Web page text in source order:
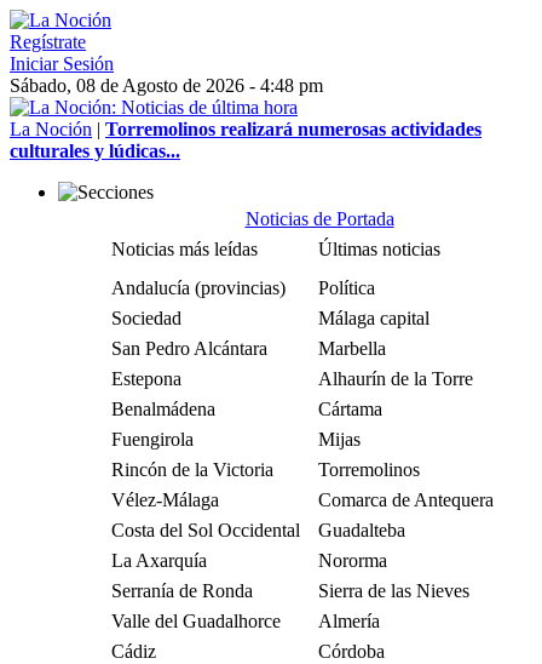
Regístrate
Iniciar Sesión
Sábado, 08 de Agosto de 2026 - 4:48 pm
La Noción | Torremolinos realizará numerosas actividades
culturales y lúdicas...
Noticias de Portada
Noticias más leídas
Últimas noticias
Andalucía (provincias)
Política
Sociedad
Málaga capital
San Pedro Alcántara
Marbella
Estepona
Alhaurín de la Torre
Benalmádena
Cártama
Fuengirola
Mijas
Rincón de la Victoria
Torremolinos
Vélez-Málaga
Comarca de Antequera
Costa del Sol Occidental
Guadalteba
La Axarquía
Nororma
Serranía de Ronda
Sierra de las Nieves
Valle del Guadalhorce
Almería
Cádiz
Córdoba